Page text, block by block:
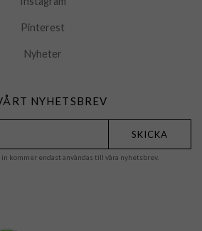
Pinterest
Nyheter
NYHETSBREV
SKICKA
kommer endast användas till våra nyhetsbrev.